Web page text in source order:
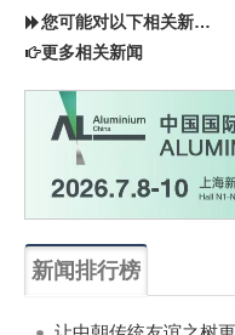
您可能对以下相关新闻同样感兴趣
更多相关新闻
新闻排行榜